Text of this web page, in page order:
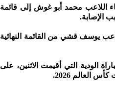
اللاعب محمد أبو غوش إلى قائمة
الإصابة.
يوسف قشي من القائمة النهائية
لكرة القدم، أمام نظيره الكولومبي 0-2، في المباراة الودية التي أقيمت الاثنين، على
العالم 2026.